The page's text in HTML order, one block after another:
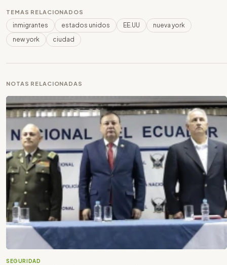
TEMAS RELACIONADOS
inmigrantes estados unidos EE.UU
nueva york
new york
ciudad
NOTAS RELACIONADAS
SEGURIDAD